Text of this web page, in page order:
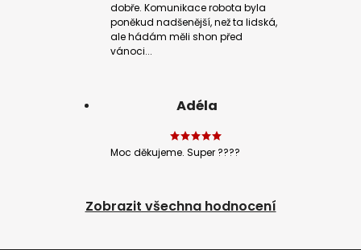
dobře. Komunikace robota byla
poněkud nadšenější, než ta lidská,
ale hádám měli shon před
vánoci...
Adéla
Moc děkujeme. Super ????
Zobrazit všechna hodnocení